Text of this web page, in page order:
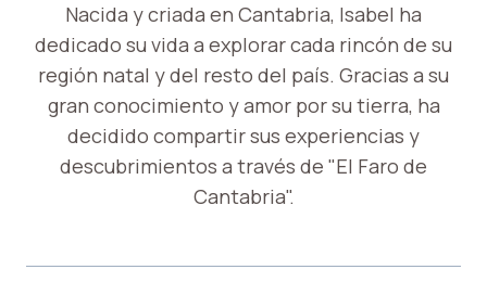
Nacida y criada en Cantabria, Isabel ha
dedicado su vida a explorar cada rincón de su
región natal y del resto del país. Gracias a su
gran conocimiento y amor por su tierra, ha
decidido compartir sus experiencias y
descubrimientos a través de "El Faro de
Cantabria".